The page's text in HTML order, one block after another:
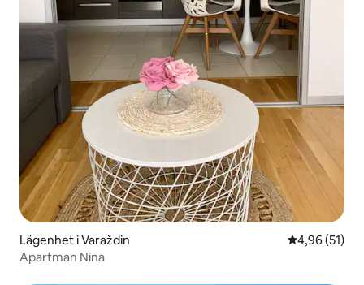
Lägenhet i Varaždin 4,96 av 5 i
4,96 (51)
Apartman Nina